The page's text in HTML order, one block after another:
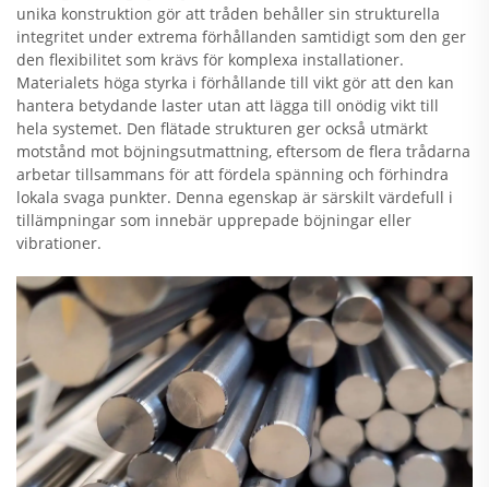
unika konstruktion gör att tråden behåller sin strukturella
integritet under extrema förhållanden samtidigt som den ger
den flexibilitet som krävs för komplexa installationer.
Materialets höga styrka i förhållande till vikt gör att den kan
hantera betydande laster utan att lägga till onödig vikt till
hela systemet. Den flätade strukturen ger också utmärkt
motstånd mot böjningsutmattning, eftersom de flera trådarna
arbetar tillsammans för att fördela spänning och förhindra
lokala svaga punkter. Denna egenskap är särskilt värdefull i
tillämpningar som innebär upprepade böjningar eller
vibrationer.